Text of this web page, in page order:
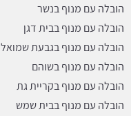
הובלה עם מנוף בנשר
הובלה עם מנוף בבית דגן
הובלה עם מנוף בגבעת שמואל
הובלה עם מנוף בשוהם
הובלה עם מנוף בקריית גת
הובלה עם מנוף בבית שמש